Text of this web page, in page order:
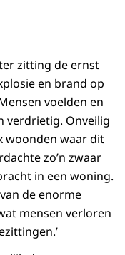
zitting de ernst
en brand op
voelden en
verdrietig. Onveilig
woonden waar dit
zo’n zwaar
in een woning.
de enorme
mensen verloren